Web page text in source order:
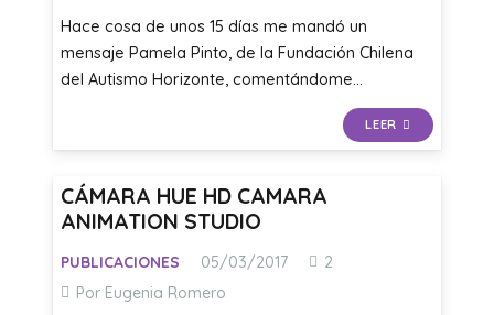
Hace cosa de unos 15 días me mandó un
mensaje Pamela Pinto, de la Fundación Chilena
del Autismo Horizonte, comentándome…
LEER
CÁMARA HUE HD CAMARA
ANIMATION STUDIO
PUBLICACIONES 05/03/2017 2
Por Eugenia Romero